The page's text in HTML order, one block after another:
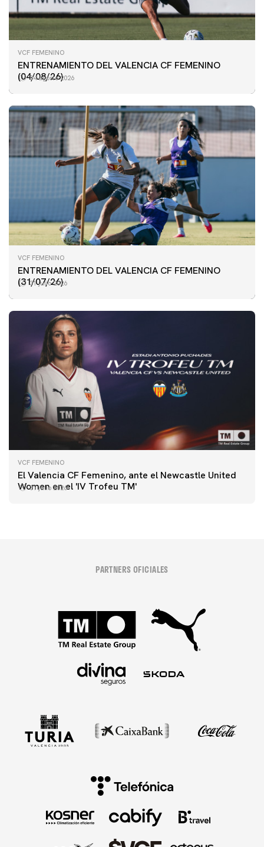
VCF FEMENINO
ENTRENAMIENTO DEL VALENCIA CF FEMENINO
(04/08/26)
04 agosto 2026
VCF FEMENINO
ENTRENAMIENTO DEL VALENCIA CF FEMENINO
(31/07/26)
31 julio 2026
VCF FEMENINO
El Valencia CF Femenino, ante el Newcastle United
Women en el 'IV Trofeu TM'
31 julio 2026
PARTNERS OFICIALES